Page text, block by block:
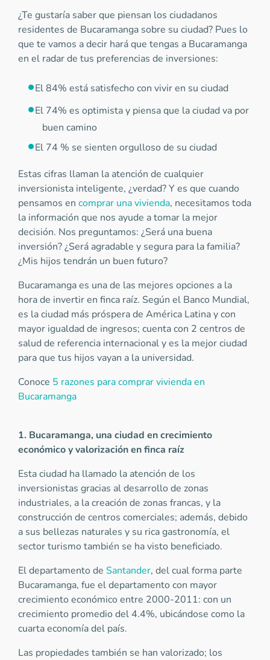
¿Te gustaría saber que piensan los ciudadanos
residentes de Bucaramanga sobre su ciudad? Pues lo
que te vamos a decir hará que tengas a Bucaramanga
en el radar de tus preferencias de inversiones:
El 84% está satisfecho con vivir en su ciudad
El 74% es optimista y piensa que la ciudad va por
buen camino
El 74 % se sienten orgulloso de su ciudad
Estas cifras llaman la atención de cualquier
inversionista inteligente, ¿verdad? Y es que cuando
pensamos en comprar una vivienda, necesitamos toda
la información que nos ayude a tomar la mejor
decisión. Nos preguntamos: ¿Será una buena
inversión? ¿Será agradable y segura para la familia?
¿Mis hijos tendrán un buen futuro?
Bucaramanga es una de las mejores opciones a la
hora de invertir en finca raíz. Según el Banco Mundial,
es la ciudad más próspera de América Latina y con
mayor igualdad de ingresos; cuenta con 2 centros de
salud de referencia internacional y es la mejor ciudad
para que tus hijos vayan a la universidad.
Conoce 5 razones para comprar vivienda en
Bucaramanga
1. Bucaramanga, una ciudad en crecimiento
económico y valorización en finca raíz
Esta ciudad ha llamado la atención de los
inversionistas gracias al desarrollo de zonas
industriales, a la creación de zonas francas, y la
construcción de centros comerciales; además, debido
a sus bellezas naturales y su rica gastronomía, el
sector turismo también se ha visto beneficiado.
El departamento de Santander, del cual forma parte
Bucaramanga, fue el departamento con mayor
crecimiento económico entre 2000-2011: con un
crecimiento promedio del 4.4%, ubicándose como la
cuarta economía del país.
Las propiedades también se han valorizado; los